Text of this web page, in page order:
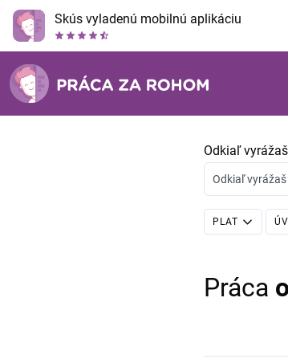
Skús vyladenú mobilnú aplikáciu
Odkiaľ
Odkiaľ vyrážaš
PLAT
Práca